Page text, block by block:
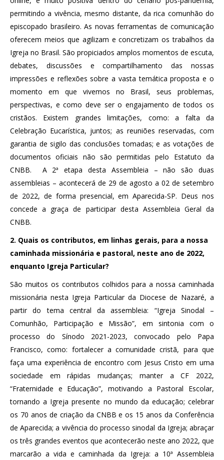
permitindo a vivência, mesmo distante, da rica comunhão do
episcopado brasileiro. As novas ferramentas de comunicação
oferecem meios que agilizam e concretizam os trabalhos da
Igreja no Brasil. São propiciados amplos momentos de escuta,
debates, discussões e compartilhamento das nossas
impressões e reflexões sobre a vasta temática proposta e o
momento em que vivemos no Brasil, seus problemas,
perspectivas, e como deve ser o engajamento de todos os
cristãos. Existem grandes limitações, como: a falta da
Celebração Eucarística, juntos; as reuniões reservadas, com
garantia de sigilo das conclusões tomadas; e as votações de
documentos oficiais não são permitidas pelo Estatuto da
CNBB. A 2ª etapa desta Assembleia – não são duas
assembleias – acontecerá de 29 de agosto a 02 de setembro
de 2022, de forma presencial, em Aparecida-SP. Deus nos
concede a graça de participar desta Assembleia Geral da
CNBB.
2. Quais os contributos, em linhas gerais, para a nossa
caminhada missionária e pastoral, neste ano de 2022,
enquanto Igreja Particular?
São muitos os contributos colhidos para a nossa caminhada
missionária nesta Igreja Particular da Diocese de Nazaré, a
partir do tema central da assembleia: “Igreja Sinodal –
Comunhão, Participação e Missão”, em sintonia com o
processo do Sínodo 2021-2023, convocado pelo Papa
Francisco, como: fortalecer a comunidade cristã, para que
faça uma experiência de encontro com Jesus Cristo em uma
sociedade em rápidas mudanças; manter a CF 2022,
“Fraternidade e Educação”, motivando a Pastoral Escolar,
tornando a Igreja presente no mundo da educação; celebrar
os 70 anos de criação da CNBB e os 15 anos da Conferência
de Aparecida; a vivência do processo sinodal da Igreja; abraçar
os três grandes eventos que acontecerão neste ano 2022, que
marcarão a vida e caminhada da Igreja: a 10ª Assembleia